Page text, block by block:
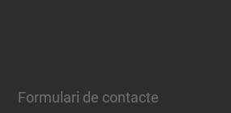
Formulari de contacte